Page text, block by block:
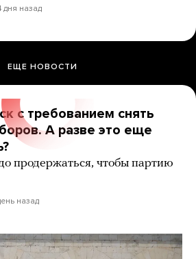
дня назад
ЕЩЕ НОВОСТИ
с требованием снять
А разве это еще
продержаться, чтобы партию
назад